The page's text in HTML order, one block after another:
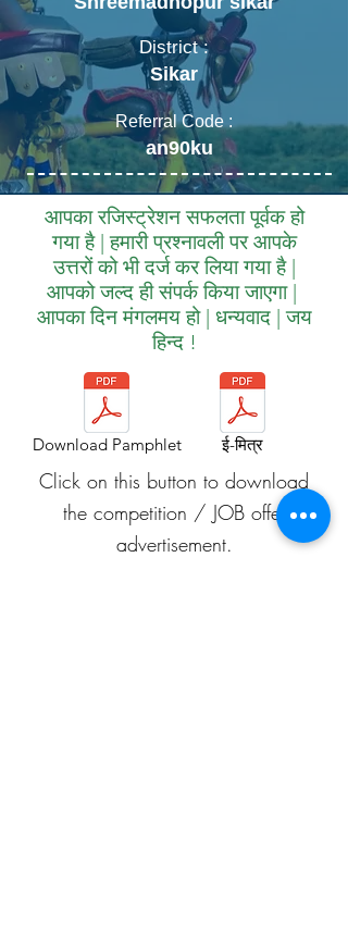
District :
Sikar
Referral Code :
an90ku
आपका रजिस्ट्रेशन सफलता पूर्वक हो
गया है | हमारी प्रश्नावली पर आपके
उत्तरों को भी दर्ज कर लिया गया है |
आपको जल्द ही संपर्क किया जाएगा |
आपका दिन मंगलमय हो | धन्यवाद | जय
हिन्द !
Download Pamphlet ई-मित्र
Click on this button to download
the competition / JOB offer
advertisement.